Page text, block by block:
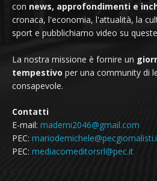
con news, approfondimenti e
cronaca, l'economia, l'attualità, la
sport e pubblichiamo video su
La nostra missione è fornire un
tempestivo per una community di
consapevole.
Contatti
E-mail: mademi2046@gmail.com
PEC:
PEC: mediacomeditorsrl@pec.it